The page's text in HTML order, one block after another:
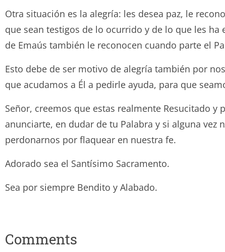
Otra situación es la alegría: les desea paz, le
que sean testigos de lo ocurrido y de lo que les
de Emaús también le reconocen cuando parte el
Esto debe de ser motivo de alegría también por
que acudamos a Él a pedirle ayuda, para que
Señor, creemos que estas realmente Resucitado
anunciarte, en dudar de tu Palabra y si alguna
perdonarnos por flaquear en nuestra fe.
Adorado sea el Santísimo Sacramento.
Sea por siempre Bendito y
Comments